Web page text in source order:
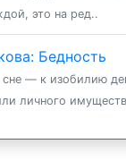
это на ред..
Бедность
— к изобилию
личного